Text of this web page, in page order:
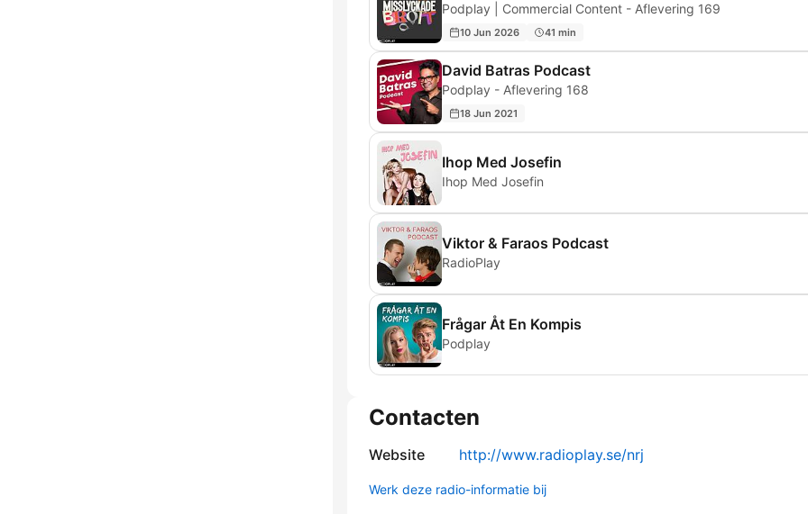
Podplay | Commercial Content - Aflevering 169
10 Jun 2026 41 min
David Batras Podcast
Podplay - Aflevering 168
18 Jun 2021
Ihop Med Josefin
Ihop Med Josefin
Viktor & Faraos Podcast
RadioPlay
Frågar Åt En Kompis
Podplay
Contacten
Website http://www.radioplay.se/nrj
Werk deze radio-informatie bij